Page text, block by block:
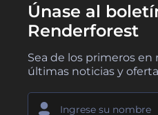
Únase al
Renderforest
Sea de los primeros en
últimas noticias y